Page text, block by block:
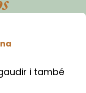
i també